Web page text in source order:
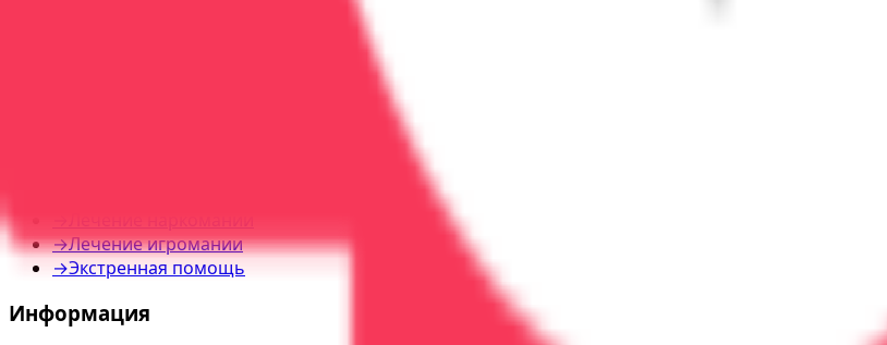
г. Воронеж, пер. Богдана Хмельницкого, д. 2а
→Лечение игромании
→Экстренная помощь
Информация